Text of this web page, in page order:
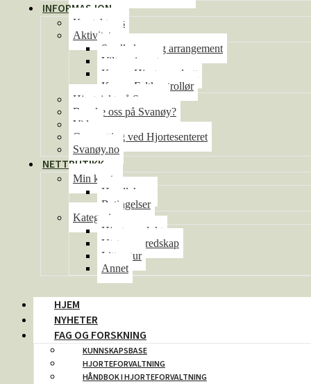
INFORMASJON
Kontakt oss
Aktiviteter
Se alle kurs og arrangement
Viltseminaret
Kurs – Hjorteoppdrett
Kurs – Feltkontrollør
Hjortejakt på Svanøy
Besøke oss på Svanøy?
Video
Overnatting ved Hjortesenteret
Svanøy.no
NETTBUTIKK
Min konto
Handlekurv
Betingelser
Kategorier
Hjorteprodukt
Utstyr og redskap
Litteratur
Annet
HJEM
NYHETER
FAG OG FORSKNING
KUNNSKAPSBASE
HJORTEFORVALTNING
HÅNDBOK I HJORTEFORVALTNING